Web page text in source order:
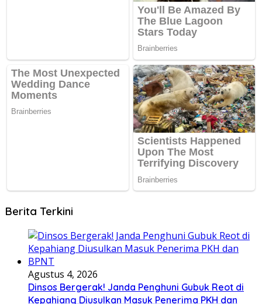
Berita Terkini
Agustus 4, 2026
Dinsos Bergerak! Janda Penghuni Gubuk Reot di
Kepahiang Diusulkan Masuk Penerima PKH dan